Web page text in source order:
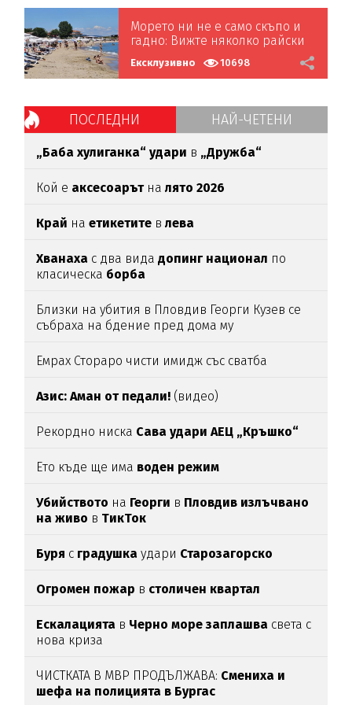
Морето ни не е само скъпо и
гадно: Вижте няколко райски
кътчета, на които да почивате
Ексклузивно 10698
ПОСЛЕДНИ НАЙ-ЧЕТЕНИ
„Баба хулиганка“ удари в „Дружба“
Кой е аксесоарътналято 2026
Край наетикетите влева
Хванаха с два видадопинг национал по
класическа борба
Близки на убития в Пловдив Георги Кузев се
събраха на бдение пред дома му
Емрах Стораро чисти имидж със сватба
Азис: Аман от педали! (видео)
Рекордно ниска Сава удари АЕЦ „Кръшко“
Ето къде ще има воден режим
Убийството на Георги в Пловдив излъчвано
на живо в ТикТок
Буря с градушкаудари Старозагорско
Огромен пожар в столичен квартал
Ескалацията в Черно море заплашва света с
нова криза
ЧИСТКАТА В МВР ПРОДЪЛЖАВА: Смениха и
шефа на полицията в Бургас